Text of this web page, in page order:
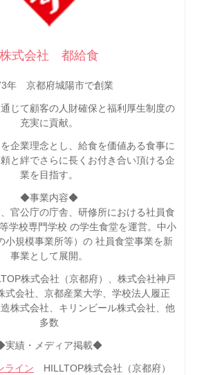
株式会社 都給食
年 京都府城陽市で創業
じて顧客の人財確保と福利厚生制度の
充実に貢献。
を企業理念とし、給食を価値ある食事に
と絆でさらに長くお付き合い頂ける企
業を目指す。
◆事業内容◆
官公庁の庁舎、研修所における社員食
学校専門学校 の学生食堂を運営。中小
小規模事業所等）の 社員食堂事業を新
事業として展開。
株式会社（京都府）、株式会社神戸
式会社、京都産業大学、学校法人履正
株式会社、キリンビール株式会社、他
多数
実績・メディア掲載◆
ライン HILLTOP株式会社（京都府）